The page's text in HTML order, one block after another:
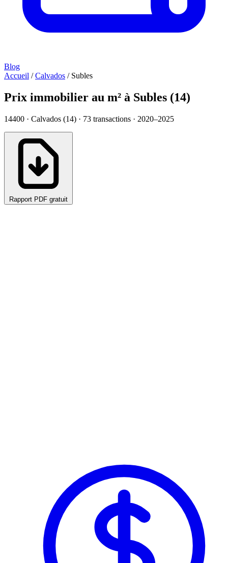
Blog
Accueil / Calvados / Subles
Prix immobilier au m² à Subles (14)
14400 · Calvados (14) · 73 transactions · 2020–2025
Rapport PDF gratuit